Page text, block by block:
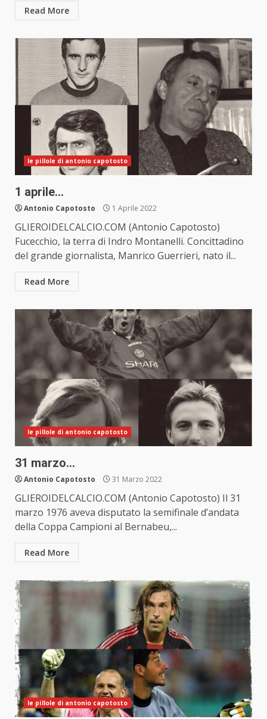
Read More
le pillole di antonio capotosto
1 aprile…
Antonio Capotosto 1 Aprile 2022
GLIEROIDELCALCIO.COM (Antonio Capotosto)
Fucecchio, la terra di Indro Montanelli. Concittadino
del grande giornalista, Manrico Guerrieri, nato il...
Read More
le pillole di antonio capotosto
31 marzo…
Antonio Capotosto 31 Marzo 2022
GLIEROIDELCALCIO.COM (Antonio Capotosto) Il 31
marzo 1976 aveva disputato la semifinale d’andata
della Coppa Campioni al Bernabeu,...
Read More
le pillole di antonio capotosto